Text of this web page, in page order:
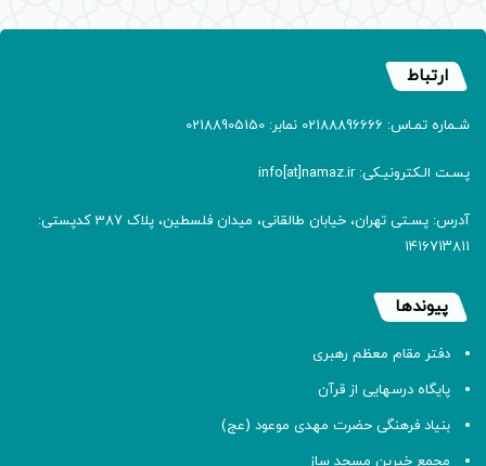
ارتباط
شـماره تمـاس: 02188896666 نمابر: 02188905150
پسـت الـکترونیـکی: info[at]namaz.ir
آدرس: پسـتی تهران، خیابان طالقانی، میدان فلسطین، پلاک 387 کدپستی:
۱۴۱۶۷۱۳۸۱۱
پیوندها
دفتر مقام معظم رهبری
پایگاه درسهایی از قرآن
بنیاد فرهنگی حضرت مهدی موعود (عج)